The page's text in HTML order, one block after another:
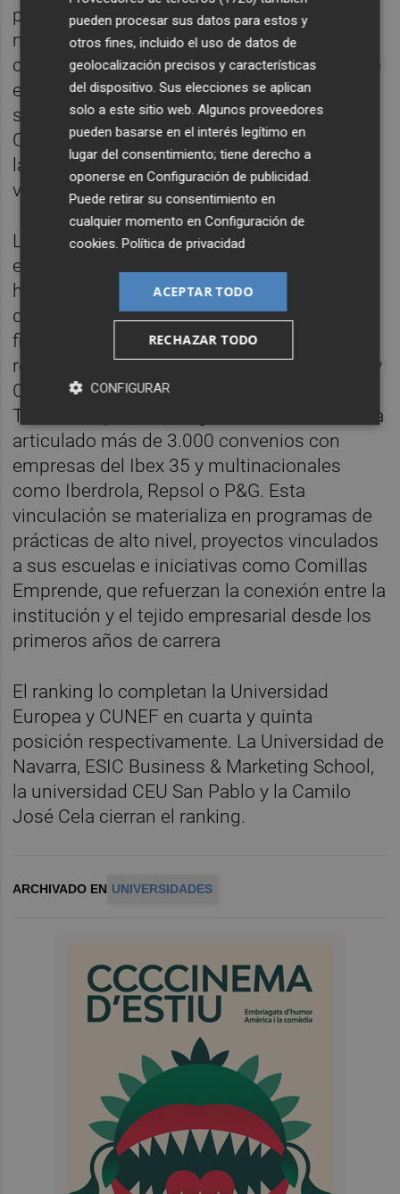
proyectos reales desarrollados en equipos
multidisciplinares junto a empresas
colaboradoras. Además, instalaciones como
el Aerolab y los talleres de Talgo y Sacyr en
su campus de Villanueva de la Cañada, o
Campus de Chamberí (Madrid), que alberga
la Facultad de Business & Tech reflejan esta
vocación práctica.
La Universidad Pontificia Comillas completa
el podio apoyándose en décadas de relación
histórica con las grandes empresas,
despachos, consultoras y entidades
financieras. A través de sus escuelas más
reconocidas —ICADE, referente en Derecho y
Ciencias Económicas, e ICAI, Escuela
Técnica Superior de Ingeniería—, Comillas ha
articulado más de 3.000 convenios con
empresas del Ibex 35 y multinacionales
como Iberdrola, Repsol o P&G. Esta
vinculación se materializa en programas de
prácticas de alto nivel, proyectos vinculados
a sus escuelas e iniciativas como Comillas
Emprende, que refuerzan la conexión entre la
institución y el tejido empresarial desde los
primeros años de carrera
El ranking lo completan la Universidad
Europea y CUNEF en cuarta y quinta
posición respectivamente. La Universidad de
Navarra, ESIC Business & Marketing School,
la universidad CEU San Pablo y la Camilo
José Cela cierran el ranking.
ARCHIVADO EN UNIVERSIDADES
pueden procesar sus datos para estos y
otros fines, incluido el uso de datos de
geolocalización precisos y características
del dispositivo. Sus elecciones se aplican
solo a este sitio web. Algunos proveedores
pueden basarse en el interés legítimo en
lugar del consentimiento; tiene derecho a
oponerse enConfiguración de publicidad.
Puede retirar su consentimiento en
cualquier momento enConfiguración de
cookies.Política de privacidad
ACEPTAR TODO
RECHAZAR TODO
CONFIGURAR